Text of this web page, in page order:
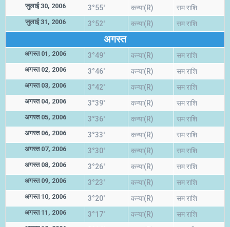
जुलाई 30, 2006 3°55' कन्या(R) सम राशि
जुलाई 31, 2006 3°52' कन्या(R) सम राशि
अगस्त
अगस्त 01, 2006 3°49' कन्या(R) सम राशि
अगस्त 02, 2006 3°46' कन्या(R) सम राशि
अगस्त 03, 2006 3°42' कन्या(R) सम राशि
अगस्त 04, 2006 3°39' कन्या(R) सम राशि
अगस्त 05, 2006 3°36' कन्या(R) सम राशि
अगस्त 06, 2006 3°33' कन्या(R) सम राशि
अगस्त 07, 2006 3°30' कन्या(R) सम राशि
अगस्त 08, 2006 3°26' कन्या(R) सम राशि
अगस्त 09, 2006 3°23' कन्या(R) सम राशि
अगस्त 10, 2006 3°20' कन्या(R) सम राशि
अगस्त 11, 2006 3°17' कन्या(R) सम राशि